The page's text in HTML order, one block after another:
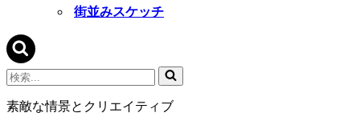
街並みスケッチ
検
索...
素敵な情景とクリエイティブ